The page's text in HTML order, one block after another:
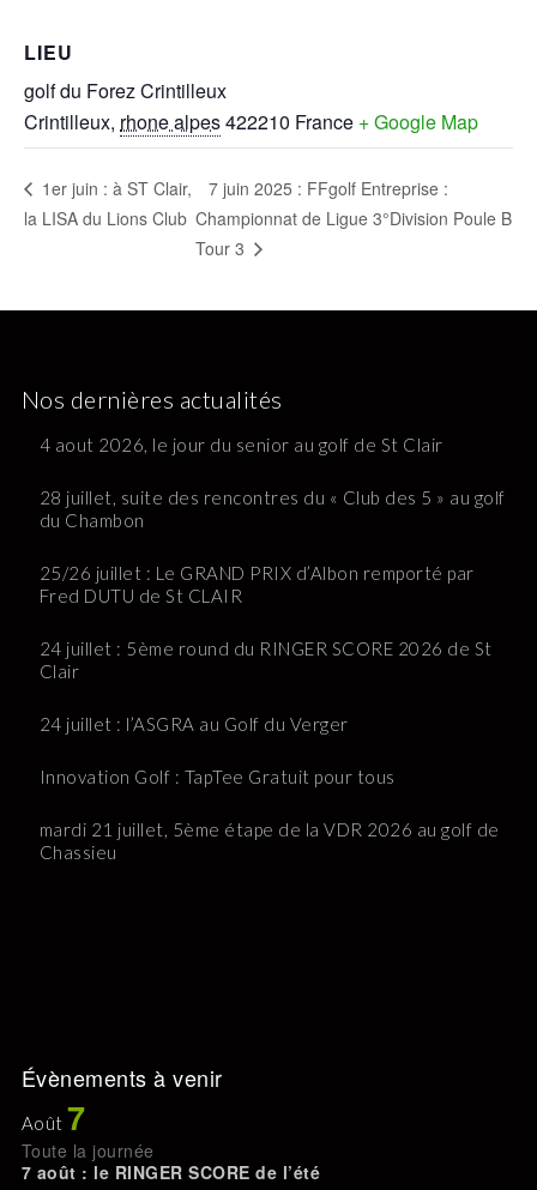
LIEU
golf du Forez Crintilleux
Crintilleux, rhone alpes422210 France + Google Map
1er juin : à ST Clair,
la LISA du Lions Club
7 juin 2025 : FFgolf Entreprise :
Championnat de Ligue 3°Division Poule B
Tour 3
Nos dernières actualités
4 aout 2026, le jour du senior au golf de St Clair
28 juillet, suite des rencontres du « Club des 5 » au golf
du Chambon
25/26 juillet : Le GRAND PRIX d’Albon remporté par
Fred DUTU de St CLAIR
24 juillet : 5ème round du RINGER SCORE 2026 de St
Clair
24 juillet : l’ASGRA au Golf du Verger
Innovation Golf : TapTee Gratuit pour tous
mardi 21 juillet, 5ème étape de la VDR 2026 au golf de
Chassieu
Évènements à venir
Août 7
Toute la journée
7 août : le RINGER SCORE de l’été